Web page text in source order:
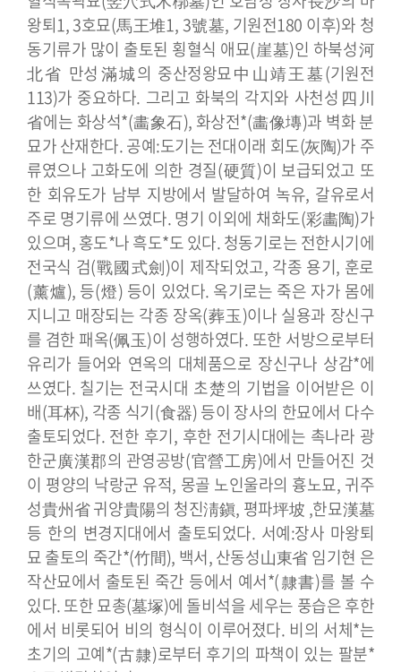
왕퇴1, 3호묘(馬王堆1, 3號墓, 기원전180 이후)와 청
동기류가 많이 출토된 횡혈식 애묘(崖墓)인 하북성河
北省 만성滿城의 중산정왕묘中山靖王墓(기원전
113)가 중요하다. 그리고 화북의 각지와 사천성四川
省에는 화상석*(畵象石), 화상전*(畵像塼)과 벽화 분
묘가 산재한다.공예:도기는 전대이래 회도(灰陶)가 주
류였으나 고화도에 의한 경질(硬質)이 보급되었고 또
한 회유도가 남부 지방에서 발달하여 녹유, 갈유로서
주로 명기류에 쓰였다. 명기 이외에 채화도(彩畵陶)가
있으며, 홍도*나 흑도*도 있다. 청동기로는 전한시기에
전국식 검(戰國式劍)이 제작되었고, 각종 용기, 훈로
(薰爐), 등(燈) 등이 있었다. 옥기로는 죽은 자가 몸에
지니고 매장되는 각종 장옥(葬玉)이나 실용과 장신구
를 겸한 패옥(佩玉)이 성행하였다. 또한 서방으로부터
유리가 들어와 연옥의 대체품으로 장신구나 상감*에
쓰였다. 칠기는 전국시대 초楚의 기법을 이어받은 이
배(耳杯), 각종 식기(食器) 등이 장사의 한묘에서 다수
출토되었다. 전한 후기, 후한 전기시대에는 촉나라 광
한군廣漢郡의 관영공방(官營工房)에서 만들어진 것
이 평양의 낙랑군 유적, 몽골 노인울라의 흉노묘, 귀주
성貴州省 귀양貴陽의 청진淸鎭, 평파坪坡 ,한묘漢墓
등 한의 변경지대에서 출토되었다. 서예:장사 마왕퇴
묘 출토의 죽간*(竹間), 백서, 산동성山東省 임기현 은
작산묘에서 출토된 죽간 등에서 예서*(隸書)를 볼 수
있다. 또한 묘총(墓塚)에 돌비석을 세우는 풍습은 후한
에서 비롯되어 비의 형식이 이루어졌다. 비의 서체*는
초기의 고예*(古隸)로부터 후기의 파책이 있는 팔분*